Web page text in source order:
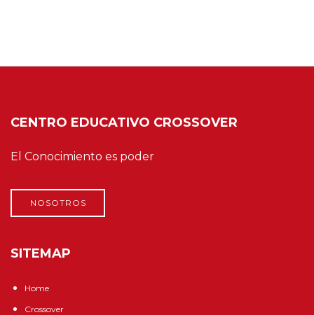
CENTRO EDUCATIVO CROSSOVER
El Conocimiento es poder
NOSOTROS
SITEMAP
Home
Crossover